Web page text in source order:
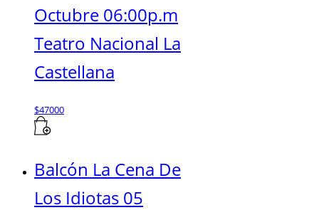
Octubre 06:00p.m
Teatro Nacional La
Castellana
$47000
Balcón La Cena De
Los Idiotas 05